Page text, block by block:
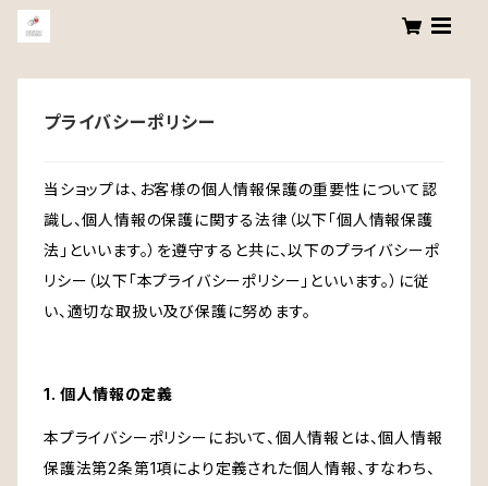
プライバシーポリシー
当ショップは、お客様の個人情報保護の重要性について認
識し、個人情報の保護に関する法律（以下「個人情報保護
法」といいます。）を遵守すると共に、以下のプライバシーポ
リシー（以下「本プライバシーポリシー」といいます。）に従
い、適切な取扱い及び保護に努めます。
1. 個人情報の定義
本プライバシーポリシーにおいて、個人情報とは、個人情報
保護法第2条第1項により定義された個人情報、すなわち、